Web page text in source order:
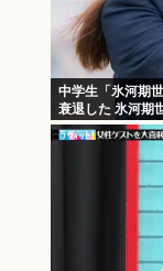
中学生「氷河期
衰退した 氷河期